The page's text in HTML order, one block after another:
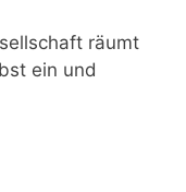
räumt
ein und